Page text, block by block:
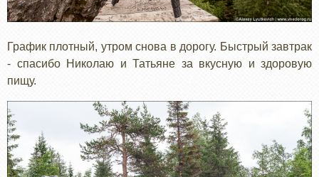
График плотный, утром снова в дорогу. Быстрый завтрак
- спасибо Николаю и Татьяне за вкусную и здоровую
пищу.